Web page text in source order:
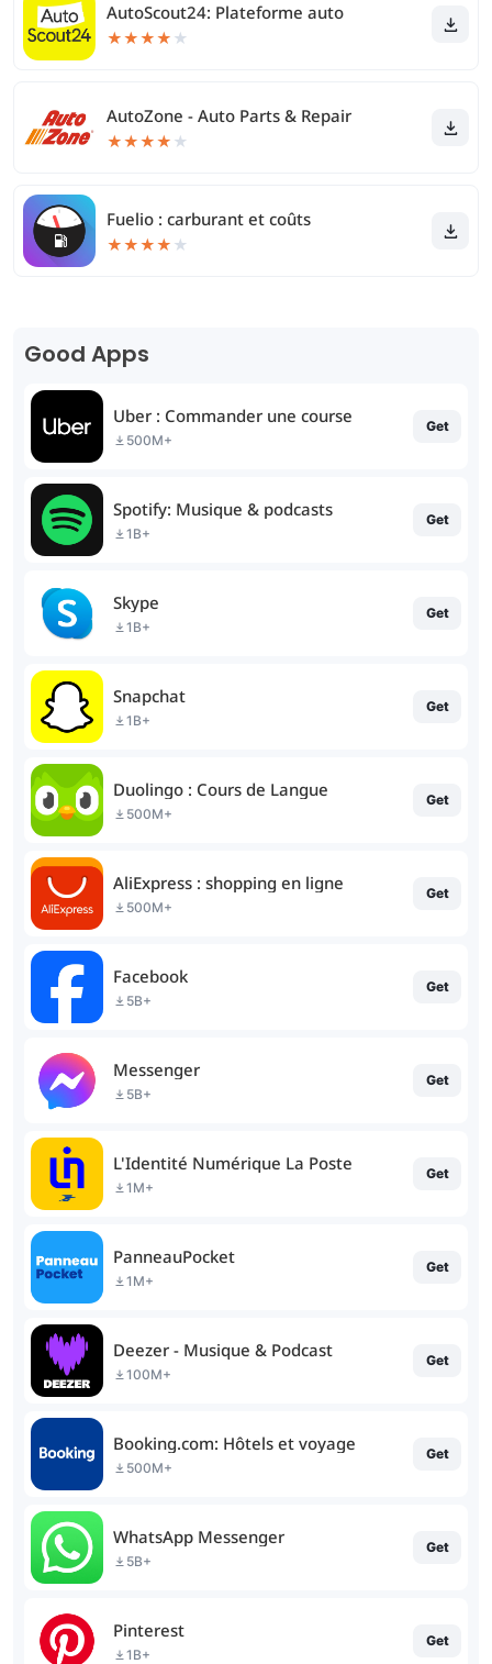
AutoScout24: Plateforme auto
★★★★ ★
AutoZone - Auto Parts & Repair
★★★★ ★
Fuelio : carburant et coûts
★★★★ ★
Good Apps
Uber : Commander une course
500M+
Get
Spotify: Musique & podcasts
1B+
Get
Skype
1B+
Get
Snapchat
1B+
Get
Duolingo : Cours de Langue
500M+
Get
AliExpress : shopping en ligne
500M+
Get
Facebook
5B+
Get
Messenger
5B+
Get
L'Identité Numérique La Poste
1M+
Get
PanneauPocket
1M+
Get
Deezer - Musique & Podcast
100M+
Get
Booking.com: Hôtels et voyage
500M+
Get
WhatsApp Messenger
5B+
Get
Pinterest
1B+
Get